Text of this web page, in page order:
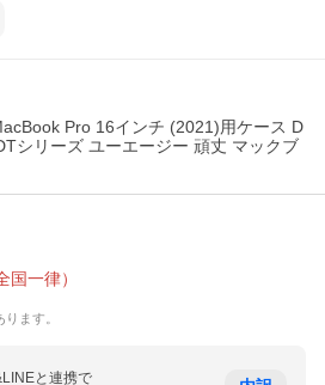
Pro 16インチ (2021)用ケース D
シリーズ ユーエージー 頑丈 マックブ
国一律）
ます。
と連携で